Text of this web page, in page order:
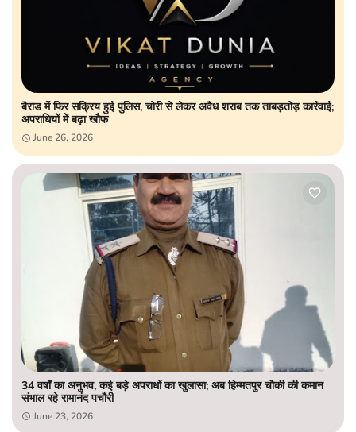
बैराड में फिर सक्रिय हुई पुलिस, चोरी से लेकर अवैध शराब तक ताबड़तोड़ कार्रवाई;
अपराधियों में बढ़ा खौफ
June 26, 2026
34 वर्षों का अनुभव, कई बड़े अपराधों का खुलासा; अब हिम्मतपुर चौकी की कमान
संभाल रहे रामानंद पचौरी
June 23, 2026